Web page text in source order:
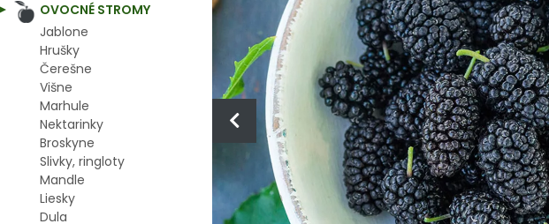
OVOCNÉ STROMY
Jablone
Hrušky
Čerešne
Višne
Marhule
Nektarinky
Broskyne
Slivky, ringloty
Mandle
Liesky
Dula